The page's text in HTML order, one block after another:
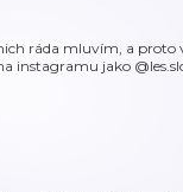
ráda mluvím, a proto
instagramu jako